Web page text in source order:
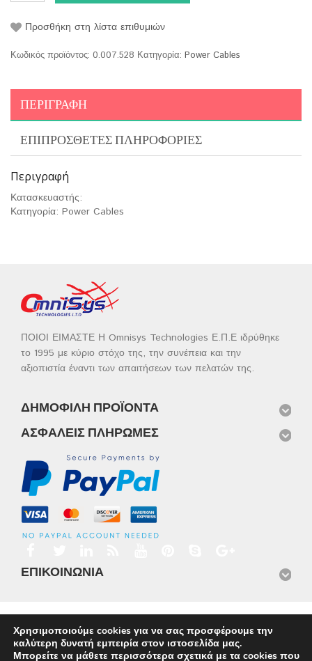
Προσθήκη στη λίστα επιθυμιών
Κωδικός προϊόντος: 0.007.528 Κατηγορία: Power Cables
ΠΕΡΙΓΡΑΦΉ
ΕΠΙΠΡΌΣΘΕΤΕΣ ΠΛΗΡΟΦΟΡΊΕΣ
Περιγραφή
Κατασκευαστής:
Κατηγορία: Power Cables
ΠΟΙΟΙ ΕΙΜΑΣΤΕ Η Omnisys Technologies Ε.Π.Ε ιδρύθηκε
το 1995 με κύριο στόχο της, την συνέπεια και την
αξιοπιστία έναντι των απαιτήσεων των πελατών της.
ΔΗΜΟΦΙΛΉ ΠΡΟΪΌΝΤΑ
ΑΣΦΑΛΕΊΣ ΠΛΗΡΩΜΈΣ
ΕΠΙΚΟΙΝΩΝΊΑ
Προϊόντα
Φωτογραφίες
Service
Εταιρικό Προφίλ
Επικοινωνία
© 2026Omnisys
Χρησιμοποιούμε cookies για να σας προσφέρουμε την
καλύτερη δυνατή εμπειρία στον ιστοσελίδα μας.
Μπορείτε να μάθετε περισσότερα σχετικά με τα cookies που